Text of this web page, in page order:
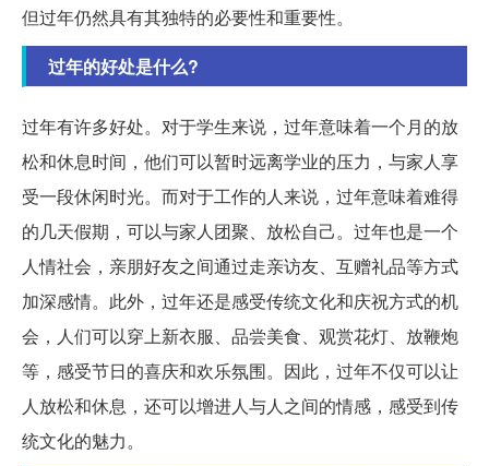
但过年仍然具有其独特的必要性和重要性。
过年的好处是什么?
过年有许多好处。对于学生来说，过年意味着一个月的放
松和休息时间，他们可以暂时远离学业的压力，与家人享
受一段休闲时光。而对于工作的人来说，过年意味着难得
的几天假期，可以与家人团聚、放松自己。过年也是一个
人情社会，亲朋好友之间通过走亲访友、互赠礼品等方式
加深感情。此外，过年还是感受传统文化和庆祝方式的机
会，人们可以穿上新衣服、品尝美食、观赏花灯、放鞭炮
等，感受节日的喜庆和欢乐氛围。因此，过年不仅可以让
人放松和休息，还可以增进人与人之间的情感，感受到传
统文化的魅力。